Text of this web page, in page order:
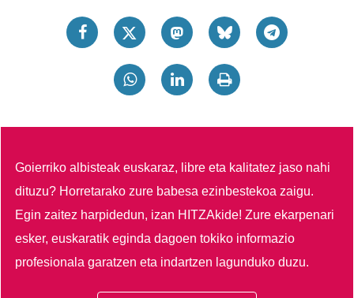
Goierriko albisteak euskaraz, libre eta kalitatez jaso nahi
dituzu? Horretarako zure babesa ezinbestekoa zaigu.
Egin zaitez harpidedun, izan HITZAkide!Zure ekarpenari
esker, euskaratik eginda dagoen tokiko informazio
profesionala garatzen eta indartzen lagunduko duzu.